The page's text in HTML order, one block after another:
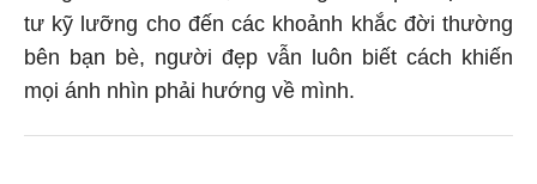
tư kỹ lưỡng cho đến các khoảnh khắc đời thường
bên bạn bè, người đẹp vẫn luôn biết cách khiến
mọi ánh nhìn phải hướng về mình.